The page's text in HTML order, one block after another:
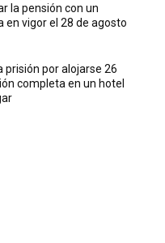
la pensión con un
en vigor el 28 de agosto
prisión por alojarse 26
completa en un hotel